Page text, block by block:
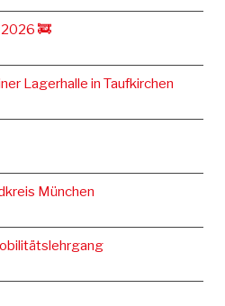
🚒
Lagerhalle in Taufkirchen
München